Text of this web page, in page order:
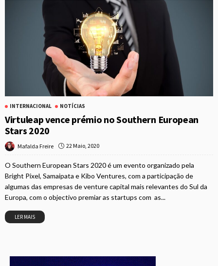
INTERNACIONAL NOTÍCIAS
Virtuleap vence prémio no Southern European
Stars 2020
Mafalda Freire 22 Maio, 2020
O Southern European Stars 2020 é um evento organizado pela
Bright Pixel, Samaipata e Kibo Ventures, com a participação de
algumas das empresas de venture capital mais relevantes do Sul da
Europa, com o objectivo premiar as startups com as...
LER MAIS